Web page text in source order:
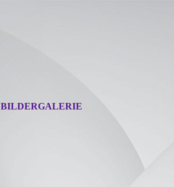
BILDERGALERIE